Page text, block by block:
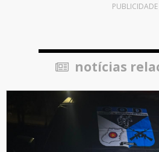
PUBLICIDADE
notícias